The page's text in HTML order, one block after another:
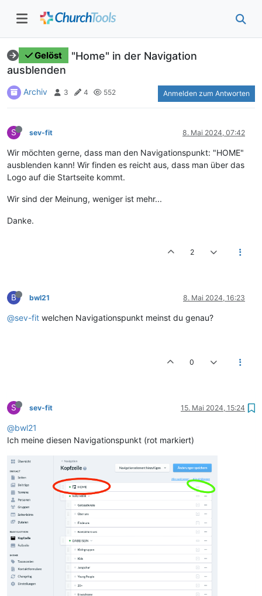
Gelöst
"Home" in der Navigation
ausblenden
Archiv 3 4 552 Anmelden zum Antworten
S sev-fit 8. Mai 2024, 07:42
Wir möchten gerne, dass man den Navigationspunkt: "HOME"
ausblenden kann! Wir finden es reicht aus, dass man über das
Logo auf die Startseite kommt.
Wir sind der Meinung, weniger ist mehr...
Danke.
2
B bwl21 8. Mai 2024, 16:23
@sev-fit welchen Navigationspunkt meinst du genau?
0
S sev-fit 15. Mai 2024, 15:24
@bwl21
Ich meine diesen Navigationspunkt (rot markiert)